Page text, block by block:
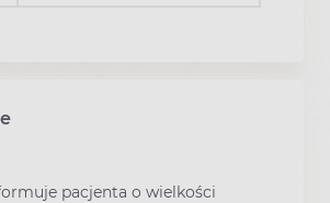
pacjenta o wielkości